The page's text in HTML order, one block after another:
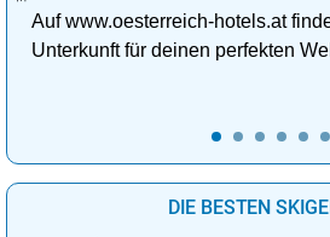
Auf www.oesterreich-hotels.at
Unterkunft für deinen perfekten
DIE BESTEN